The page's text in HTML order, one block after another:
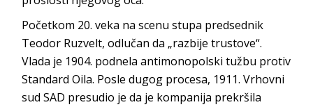
Početkom 20. veka na scenu stupa predsednik
Teodor Ruzvelt, odlučan da „razbije trustove“.
Vlada je 1904. podnela antimonopolski tužbu protiv
Standard Oila. Posle dugog procesa, 1911. Vrhovni
sud SAD presudio je da je kompanija prekršila